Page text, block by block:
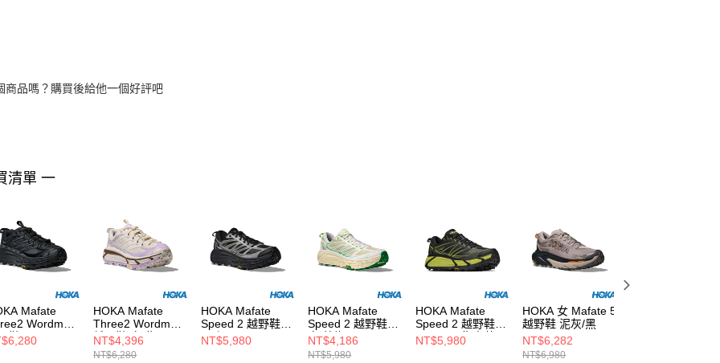
商品嗎？購買後給他一個好評吧
清單 一
Mafate
Wordmark
鞋 黑
HOKA Mafate
Three2 Wordmark
越野鞋 白/紫
NT$4,396
NT$6,280
HOKA Mafate
Speed 2 越野鞋
黑/銀
NT$5,980
HOKA Mafate
Speed 2 越野鞋
白/草綠
NT$4,186
NT$5,980
HOKA Mafate
Speed 2 越野鞋
黑/HOKA復古黃
NT$5,980
HOKA 女 Mafate 5
越野鞋 泥灰/黑
NT$6,282
NT$6,980